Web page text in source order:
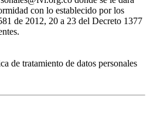
con lo establecido por los
de 2012, 20 a 23 del Decreto 1377
de tratamiento de datos personales